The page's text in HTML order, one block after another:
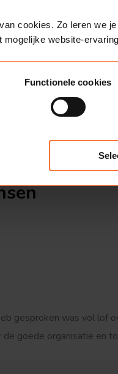
cookies. Zo leren we
mogelijke website-
Functionele cookies
een écht feest maken
artiest die iedereen
een grote
themafeest.
gesproken was vol
goede organisatie en